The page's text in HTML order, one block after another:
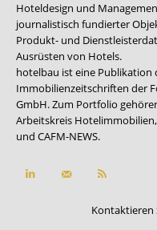
Hoteldesign und
journalistisch fundierter
Produkt- und
Ausrüsten von Hotels.
hotelbau ist eine Publikation
Immobilienzeitschriften der
GmbH. Zum Portfolio
Arbeitskreis Hotelimmobilien,
und CAFM-NEWS.
Kontaktieren